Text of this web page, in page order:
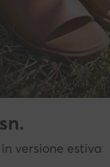
versione estiva